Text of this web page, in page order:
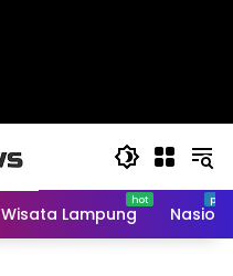
Wisata Lampung